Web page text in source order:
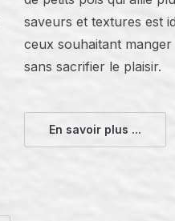
saveurs et textures est
ceux souhaitant manger
sans sacrifier le plaisir.
En savoir plus ...